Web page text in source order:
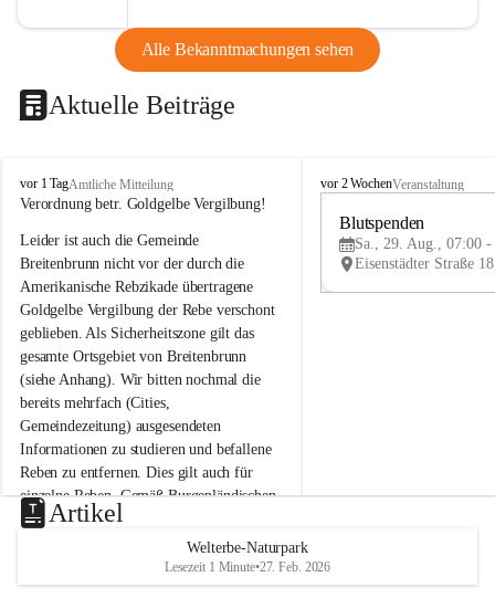
Alle Bekanntmachungen sehen
Aktuelle Beiträge
B
r
i
t
e
n
b
r
u
n
n
a
m
N
e
u
s
d
vor 1 TagAmtliche Mitteilung
Verordnung betr. Goldgelbe Vergilbung!
Leider ist auch die Gemeinde
Breitenbrunn nicht vor der durch die
Amerikanische Rebzikade übertragene
Goldgelbe Vergilbung der Rebe verschont
geblieben. Als Sicherheitszone gilt das
gesamte Ortsgebiet von Breitenbrunn
(siehe Anhang). Wir bitten nochmal die
bereits mehrfach (Cities,
Gemeindezeitung) ausgesendeten
Informationen zu studieren und befallene
Reben zu entfernen. Dies gilt auch für
einzelne Reben. Gemäß Burgenländischen
Weinbaugesetz sind nicht gepflegte oder
unzulässige Weingärten zu roden! Bitte
helfen wir zusammen um unsere Winzer
vor den prognostizierten Ernteausfällen
B
e
u
e
d
vor 2 WochenVeranstaltung
Blutspenden
Sa., 29. Aug., 07:00 -
Artikel
Welterbe-Naturpark
Lesezeit 1 Minute•27. Feb. 2026